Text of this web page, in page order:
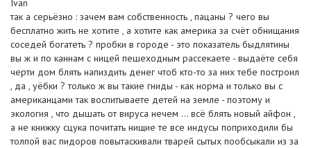
так а серьёзно : зачем вам собственность , пацаны ? чего вы
бесплатно жить не хотите , а хотите как америка за счёт обнищания
соседей богатеть ? пробки в городе - это показатель быдлятины
вы ж и по каннам с ницей пешеходным рассекаете - выдаёте себя
черти дом блять напиздить денег чтоб кто-то за них тебе построил
, да , уёбки ? только ж вы такие гниды - как норма и только вы с
американцами так воспитываете детей на земле - поэтому и
экология , что дышать от вируса нечем ... всё блять новый айфон ,
а не книжку сцука почитать нищие те все индусы поприходили бы
толпой вас пидоров повытаскивали тварей сытых пообсыкали из за